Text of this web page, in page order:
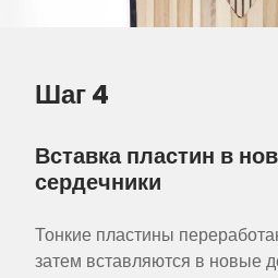
Шаг 4
Вставка пластин в
сердечники
Тонкие пластины
затем вставляются в новые